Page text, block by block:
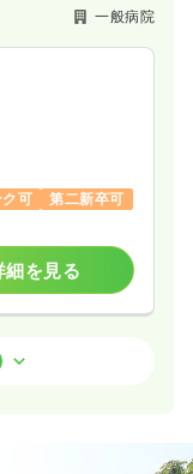
一般病院
可
第二新卒可
細を見る